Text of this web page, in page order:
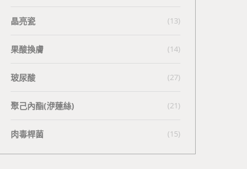
晶亮瓷 (13)
果酸換膚 (14)
玻尿酸 (27)
聚己內酯(洢蓮絲) (21)
肉毒桿菌 (15)